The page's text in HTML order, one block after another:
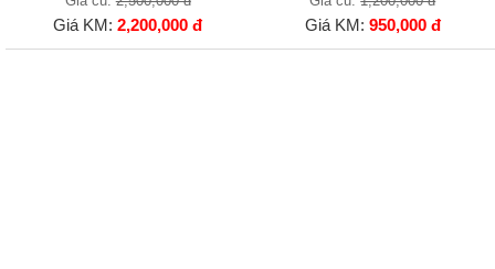
Giá KM:2,200,000 đ Giá KM: 950,000 đ